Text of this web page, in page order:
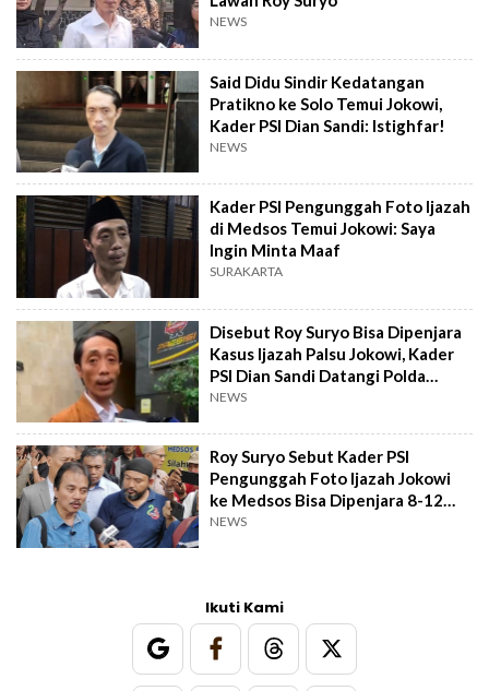
NEWS
Said Didu Sindir Kedatangan
Pratikno ke Solo Temui Jokowi,
Kader PSI Dian Sandi: Istighfar!
NEWS
Kader PSI Pengunggah Foto Ijazah
di Medsos Temui Jokowi: Saya
Ingin Minta Maaf
SURAKARTA
Disebut Roy Suryo Bisa Dipenjara
Kasus Ijazah Palsu Jokowi, Kader
PSI Dian Sandi Datangi Polda
Metro
NEWS
Roy Suryo Sebut Kader PSI
Pengunggah Foto Ijazah Jokowi
ke Medsos Bisa Dipenjara 8-12
Tahun
NEWS
Ikuti Kami